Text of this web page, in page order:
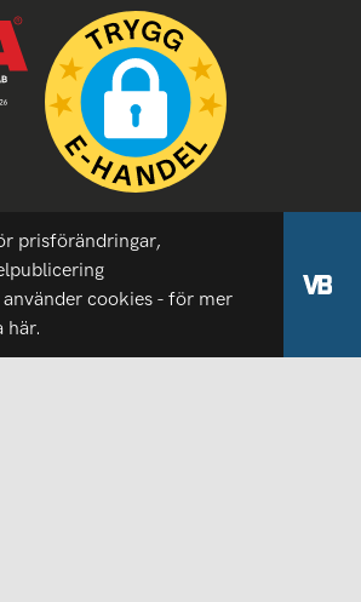
prisförändringar,
cookies - för mer
här.